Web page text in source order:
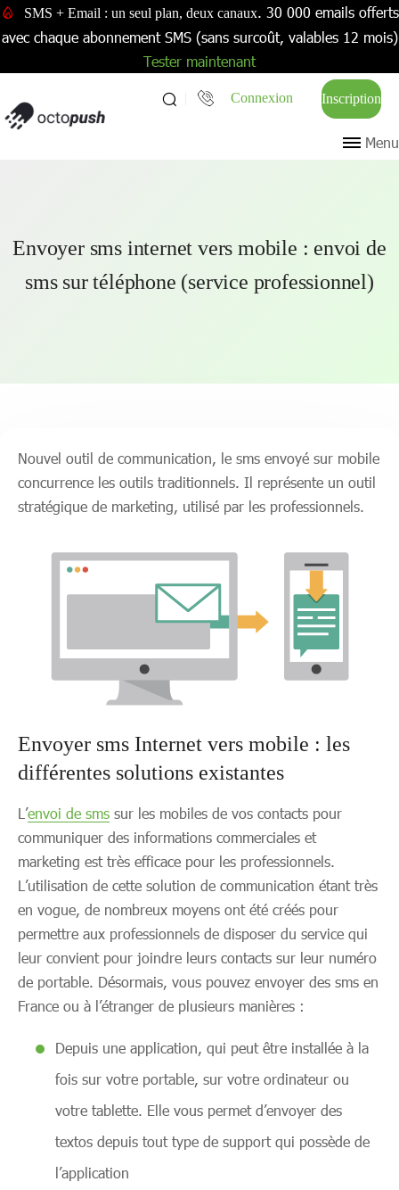
SMS + Email : un seul plan, deux canaux. 30 000 emails offerts
avec chaque abonnement SMS (sans surcoût, valables 12 mois)
Tester maintenant
Connexion Inscription
Menu
Envoyer sms internet vers mobile : envoi de
sms sur téléphone (service professionnel)
Nouvel outil de communication, le sms envoyé sur mobile
concurrence les outils traditionnels. Il représente un outil
stratégique de marketing, utilisé par les professionnels.
Envoyer sms Internet vers mobile : les
différentes solutions existantes
L’envoi de sms sur les mobiles de vos contacts pour
communiquer des informations commerciales et
marketing est très efficace pour les professionnels.
L’utilisation de cette solution de communication étant très
en vogue, de nombreux moyens ont été créés pour
permettre aux professionnels de disposer du service qui
leur convient pour joindre leurs contacts sur leur numéro
de portable. Désormais, vous pouvez envoyer des sms en
France ou à l’étranger de plusieurs manières :
Depuis une application, qui peut être installée à la
fois sur votre portable, sur votre ordinateur ou
votre tablette. Elle vous permet d’envoyer des
textos depuis tout type de support qui possède de
l’application